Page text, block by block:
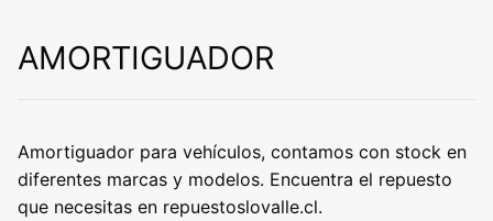
AMORTIGUADOR
Amortiguador para vehículos, contamos con stock en
diferentes marcas y modelos. Encuentra el repuesto
que necesitas en repuestoslovalle.cl.